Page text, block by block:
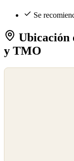
Se
Ubicación
y TMO